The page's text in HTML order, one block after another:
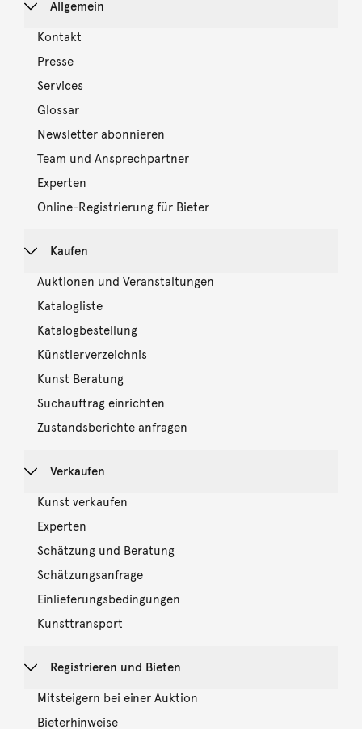
Allgemein
Kontakt
Presse
Services
Glossar
Newsletter abonnieren
Team und Ansprechpartner
Experten
Online-Registrierung für Bieter
Kaufen
Auktionen und Veranstaltungen
Katalogliste
Katalogbestellung
Künstlerverzeichnis
Kunst Beratung
Suchauftrag einrichten
Zustandsberichte anfragen
Verkaufen
Kunst verkaufen
Experten
Schätzung und Beratung
Schätzungsanfrage
Einlieferungsbedingungen
Kunsttransport
Registrieren und Bieten
Mitsteigern bei einer Auktion
Bieterhinweise